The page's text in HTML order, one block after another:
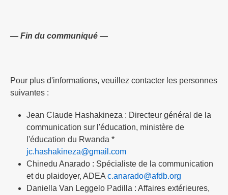
— Fin du communiqué —
Pour plus d'informations, veuillez contacter les personnes
suivantes :
Jean Claude Hashakineza : Directeur général de la
communication sur l'éducation, ministère de
l'éducation du Rwanda *
jc.hashakineza@gmail.com
Chinedu Anarado : Spécialiste de la communication
et du plaidoyer, ADEA c.anarado@afdb.org
Daniella Van Leggelo Padilla : Affaires extérieures,